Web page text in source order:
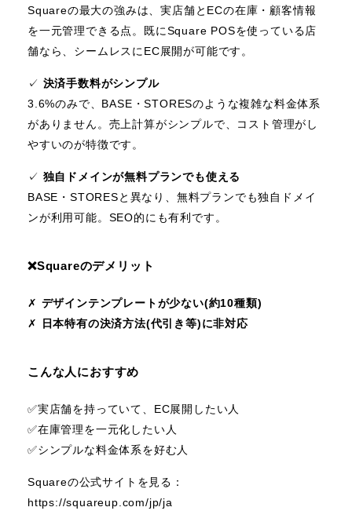
Squareの最大の強みは、実店舗とECの在庫・顧客情報
を一元管理できる点。既にSquare POSを使っている店
舗なら、シームレスにEC展開が可能です。
✓ 決済手数料がシンプル
3.6%のみで、BASE・STORESのような複雑な料金体系
がありません。売上計算がシンプルで、コスト管理がし
やすいのが特徴です。
✓ 独自ドメインが無料プランでも使える
BASE・STORESと異なり、無料プランでも独自ドメイ
ンが利用可能。SEO的にも有利です。
❌️Squareのデメリット
✗ デザインテンプレートが少ない(約10種類)
✗
日本特有の決済方法(代引き等)に非対応
こんな人におすすめ
✅️実店舗を持っていて、EC展開したい人
✅️在庫管理を一元化したい人
✅️シンプルな料金体系を好む人
Squareの公式サイトを見る：
https://squareup.com/jp/ja